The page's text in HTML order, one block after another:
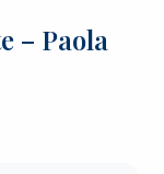
– Paola